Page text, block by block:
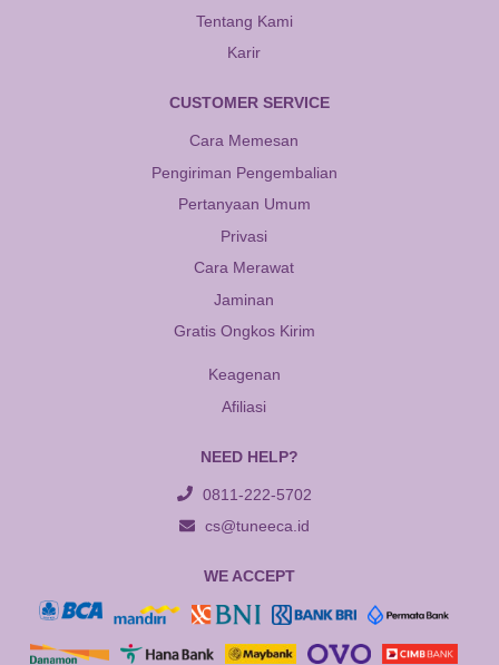
Tentang Kami
Karir
CUSTOMER SERVICE
Cara Memesan
Pengiriman Pengembalian
Pertanyaan Umum
Privasi
Cara Merawat
Jaminan
Gratis Ongkos Kirim
Keagenan
Afiliasi
NEED HELP?
0811-222-5702
cs@tuneeca.id
WE ACCEPT